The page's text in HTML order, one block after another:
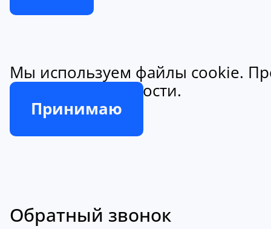
Мы используем файлы cookie.
конфиденциальности.
Принимаю
Обратный звонок